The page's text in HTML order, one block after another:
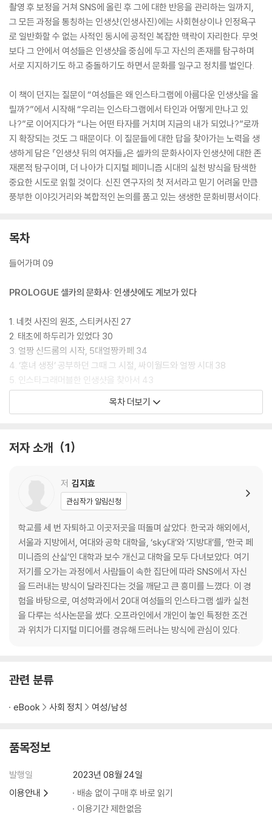
촬영 후 보정을 거쳐 SNS에 올린 후 그에 대한 반응을 관리하는 일까지,
그 모든 과정을 통칭하는 인생샷(인생사진)에는 사회현상이나 인정욕구
로 일반화할 수 없는 사적인 동시에 공적인 복잡한 맥락이 자리한다. 무엇
보다 그 안에서 여성들은 인생샷을 중심에 두고 자신의 존재를 탐구하며
서로 지지하기도 하고 충돌하기도 하면서 문화를 일구고 정치를 벌인다.
이 책이 던지는 질문이 “여성들은 왜 인스타그램에 아름다운 인생샷을 올
릴까?”에서 시작해 “우리는 인스타그램에서 타인과 어떻게 만나고 있
나?”로 이어지다가 “나는 어떤 타자를 거치며 지금의 내가 되었나?”로까
지 확장되는 것도 그 때문이다. 이 질문들에 대한 답을 찾아가는 노력을 생
생하게 담은 『인생샷 뒤의 여자들』은 셀카의 문화사이자 인생샷에 대한 존
재론적 탐구이며, 더 나아가 디지털 페미니즘 시대의 실천 방식을 탐색한
중요한 시도로 읽힐 것이다. 신진 연구자의 첫 저서라고 믿기 어려울 만큼
풍부한 이야깃거리와 복합적인 논의를 품고 있는 생생한 문화비평서이다.
목차
들어가며 09
PROLOGUE 셀카의 문화사: 인생샷에도 계보가 있다
1. 네컷 사진의 원조, 스티커사진 27
2. 태초에 하두리가 있었다 30
3. 얼짱 신드롬의 시작, 5대얼짱카페 34
4. ‘훈녀 생정’ 공부하던 그때 그 시절, 싸이월드와 얼짱 시대 38
5. 인스타그래머블한 인생샷을 찾아서 43
CHAPTER 1 인생샷: 몸과 사진 사이
2. 인공추억 기획: 공간과 의상 준비하기 65
4. 사진 선별 및 보정: 다이어트는 포토샵으로 80
CHAPTER 2 인스타그램: 피드와 ‘현생’ 사이
1. 셀카의 관객들 93
2. ‘실친’과 ‘인친’ 사이 113
3. ‘인생샷’과 ‘실물’ 사이 145
CHAPTER 3 페미니스트: #인생샷과 #탈코르셋 사이
1. 인생샷 찍는 페미니스트 186
CHAPTER 4 페미니즘: 페미니스트와 페미니즘 사이
3. 여성 × 페미니즘: 사랑받고 싶은 여성과 사랑의 조건을 바꾸는 페미니
나가며 320
목차 더보기
저자 소개 1
저 김지효
관심작가 알림신청
학교를 세 번 자퇴하고 이곳저곳을 떠돌며 살았다. 한국과 해외에서,
서울과 지방에서, 여대와 공학 대학을, ‘sky대’와 ‘지방대’를, ‘한국 페
미니즘의 산실’인 대학과 보수 개신교 대학을 모두 다녀보았다. 여기
저기를 오가는 과정에서 사람들이 속한 집단에 따라 SNS에서 자신
을 드러내는 방식이 달라진다는 것을 깨닫고 큰 흥미를 느꼈다. 이 경
험을 바탕으로, 여성학과에서 20대 여성들의 인스타그램 셀카 실천
을 다루는 석사논문을 썼다. 오프라인에서 개인이 놓인 특정한 조건
과 위치가 디지털 미디어를 경유해 드러나는 방식에 관심이 있다.
관련 분류
eBook 사회 정치 여성/남성
품목정보
발행일
2023년 08월 24일
이용안내
배송 없이 구매 후 바로 읽기
이용기간 제한없음